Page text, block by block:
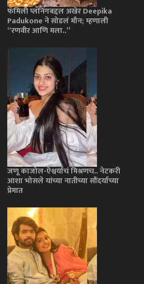
फॅमिली प्लॅनिंगबद्दल अखेर Deepika
Padukone ने सोडलं मौन; म्हणाली
“रणवीर आणि मला..”
जणू काजोल-ऐश्वर्याचं मिश्रणच.. नेटकरी
आशा भोसले यांच्या नातीच्या सौंदर्याच्या
प्रेमात